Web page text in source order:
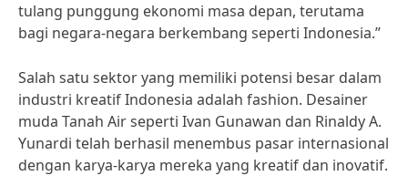
tulang punggung ekonomi masa depan, terutama
bagi negara-negara berkembang seperti Indonesia.”
Salah satu sektor yang memiliki potensi besar dalam
industri kreatif Indonesia adalah fashion. Desainer
muda Tanah Air seperti Ivan Gunawan dan Rinaldy A.
Yunardi telah berhasil menembus pasar internasional
dengan karya-karya mereka yang kreatif dan inovatif.